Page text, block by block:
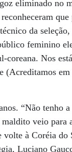
eliminado no
da
feminino
coreana. Nos
(Acreditamos
“Não tenho
veio
à Coréia do
Luciano